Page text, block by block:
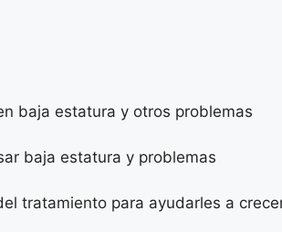
baja estatura y otros problemas
baja estatura y problemas
tratamiento para ayudarles a